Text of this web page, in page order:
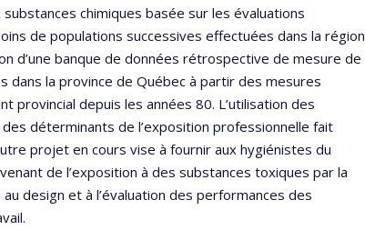
chimiques basée sur les évaluations
de populations successives effectuées dans la région
d’une banque de données rétrospective de mesure de
dans la province de Québec à partir des mesures
depuis les années 80. L’utilisation des
déterminants de l’exposition professionnelle fait
projet en cours vise à fournir aux hygiénistes du
de l’exposition à des substances toxiques par la
design et à l’évaluation des performances des